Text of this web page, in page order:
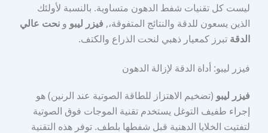
ليست كل تقنيات شفط الدهون متساوية. بالنسبة لأولئك
الذين يسعون للدقة والنتائج المتفوقة،, فيزر ليبو ونحت عالي
الدقة تبرز كمعيار ذهبي لنحت الذراع والكتف.
فيزر ليبو: أداة الدقة لإزالة الدهون
فيزر ليبو (تضخيم الاهتزاز للطاقة الصوتية عند الرنين) هو
إجراء طفيف التوغل يستخدم تقنية الموجات فوق الصوتية
لتفتيت الخلايا الدهنية قبل شفطها بلطف. توفر هذه التقنية